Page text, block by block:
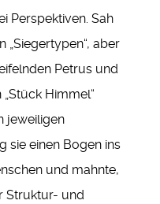
Perspektiven. Sah
aber
Petrus und
Himmel“
jeweiligen
sie einen Bogen ins
und mahnte,
Struktur- und